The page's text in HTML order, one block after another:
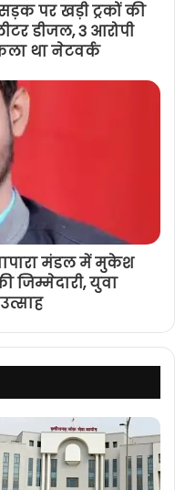
पर खड़ी ट्रकों की
डीजल, 3 आरोपी
था नेटवर्क
मंडल में मुकेश
जिम्मेदारी, युवा